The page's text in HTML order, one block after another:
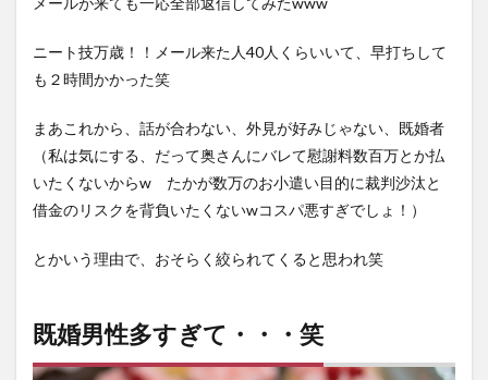
て費
条件
はな
う
か？
3.3
メッ
ジ内
容③
お願
いい
たし
ニート技万歳！！メール来た人40人くらいいて、早打ちして
も２時間かかった笑
まあこれから、話が合わない、外見が好みじゃない、既婚者
（私は気にする、だって奥さんにバレて慰謝料数百万とか払
いたくないからw たかが数万のお小遣い目的に裁判沙汰と
借金のリスクを背負いたくないwコスパ悪すぎでしょ！）
とかいう理由で、おそらく絞られてくると思われ笑
既婚男性多すぎて・・・笑